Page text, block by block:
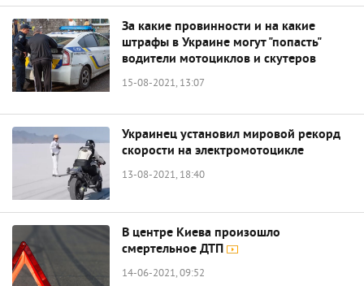
За какие провинности и на какие
штрафы в Украине могут "попасть"
водители мотоциклов и скутеров
15-08-2021, 13:07
Украинец установил мировой рекорд
скорости на электромотоцикле
13-08-2021, 18:40
В центре Киева произошло
смертельное ДТП
14-06-2021, 09:52